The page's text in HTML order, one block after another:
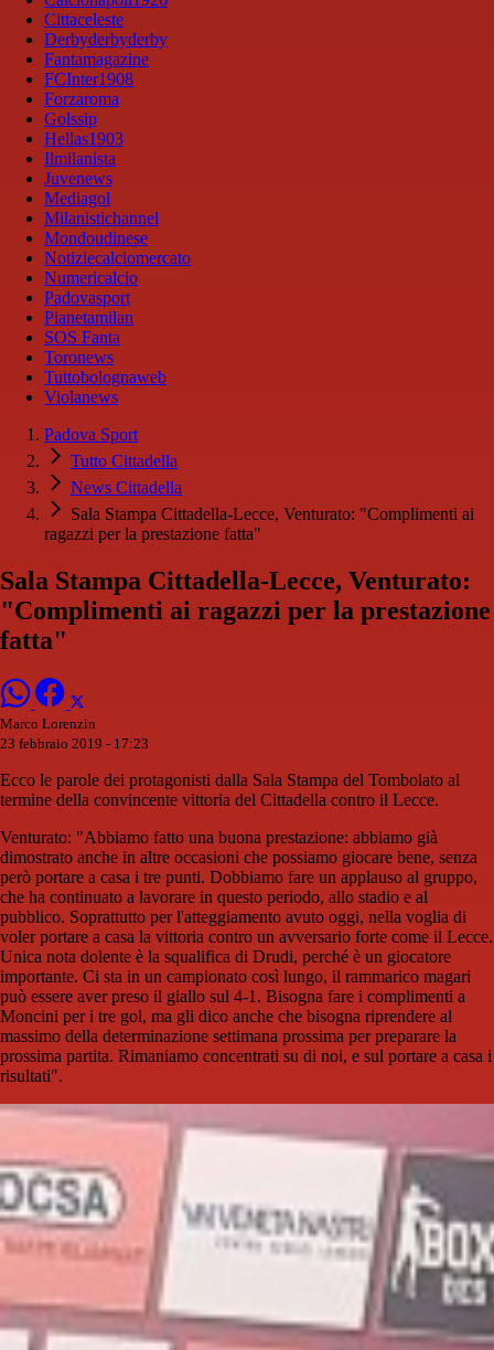
Cittaceleste
Derbyderbyderby
Fantamagazine
FCInter1908
Forzaroma
Golssip
Hellas1903
Ilmilanista
Juvenews
Mediagol
Milanistichannel
Mondoudinese
Notiziecalciomercato
Numericalcio
Padovasport
Pianetamilan
SOS Fanta
Toronews
Tuttobolognaweb
Violanews
Padova Sport
Tutto Cittadella
News Cittadella
Sala Stampa Cittadella-Lecce, Venturato: "Complimenti ai
ragazzi per la prestazione fatta"
Sala Stampa Cittadella-Lecce, Venturato:
"Complimenti ai ragazzi per la prestazione
fatta"
Marco Lorenzin
23 febbraio 2019 - 17:23
Ecco le parole dei protagonisti dalla Sala Stampa del Tombolato al
termine della convincente vittoria del Cittadella contro il Lecce.
Venturato: "Abbiamo fatto una buona prestazione: abbiamo già
dimostrato anche in altre occasioni che possiamo giocare bene, senza
però portare a casa i tre punti. Dobbiamo fare un applauso al gruppo,
che ha continuato a lavorare in questo periodo, allo stadio e al
pubblico. Soprattutto per l'atteggiamento avuto oggi, nella voglia di
voler portare a casa la vittoria contro un avversario forte come il Lecce.
Unica nota dolente è la squalifica di Drudi, perché è un giocatore
importante. Ci sta in un campionato così lungo, il rammarico magari
può essere aver preso il giallo sul 4-1. Bisogna fare i complimenti a
Moncini per i tre gol, ma gli dico anche che bisogna riprendere al
massimo della determinazione settimana prossima per preparare la
prossima partita. Rimaniamo concentrati su di noi, e sul portare a casa i
risultati".